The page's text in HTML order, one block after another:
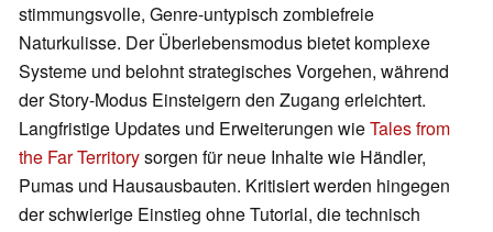
stimmungsvolle, Genre-untypisch zombiefreie
Naturkulisse. Der Überlebensmodus bietet komplexe
Systeme und belohnt strategisches Vorgehen, während
der Story-Modus Einsteigern den Zugang erleichtert.
Langfristige Updates und Erweiterungen wieTales from
the Far Territorysorgen für neue Inhalte wie Händler,
Pumas und Hausausbauten. Kritisiert werden hingegen
der schwierige Einstieg ohne Tutorial, die technisch